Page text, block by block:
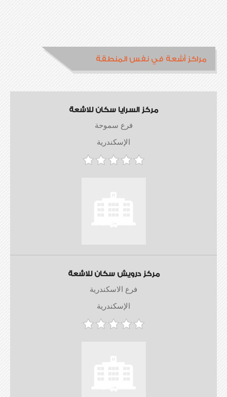
مراكز أشعة في نفس المنطقة
مركز السرايا سكان للاشعة
فرع سموحة
الإسكندرية
مركز درويش سكان للاشعة
فرع الاسكندرية
الإسكندرية